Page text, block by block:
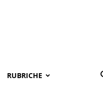
RUBRICHE